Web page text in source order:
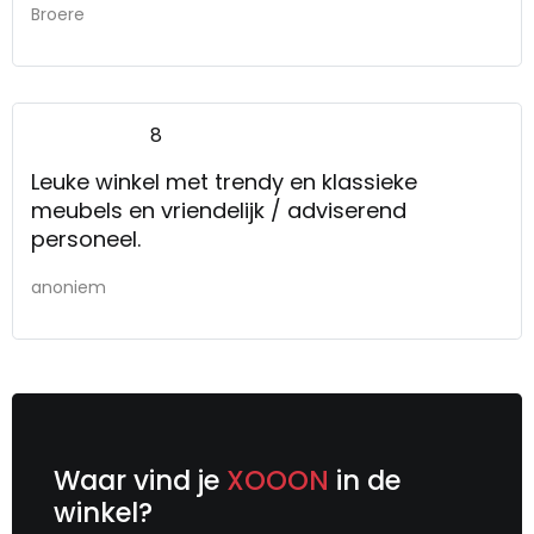
uiteindelijk goed gaat komen.
Broere
8
Leuke winkel met trendy en klassieke
meubels en vriendelijk / adviserend
personeel.
anoniem
Waar vind je XOOON in de
winkel?